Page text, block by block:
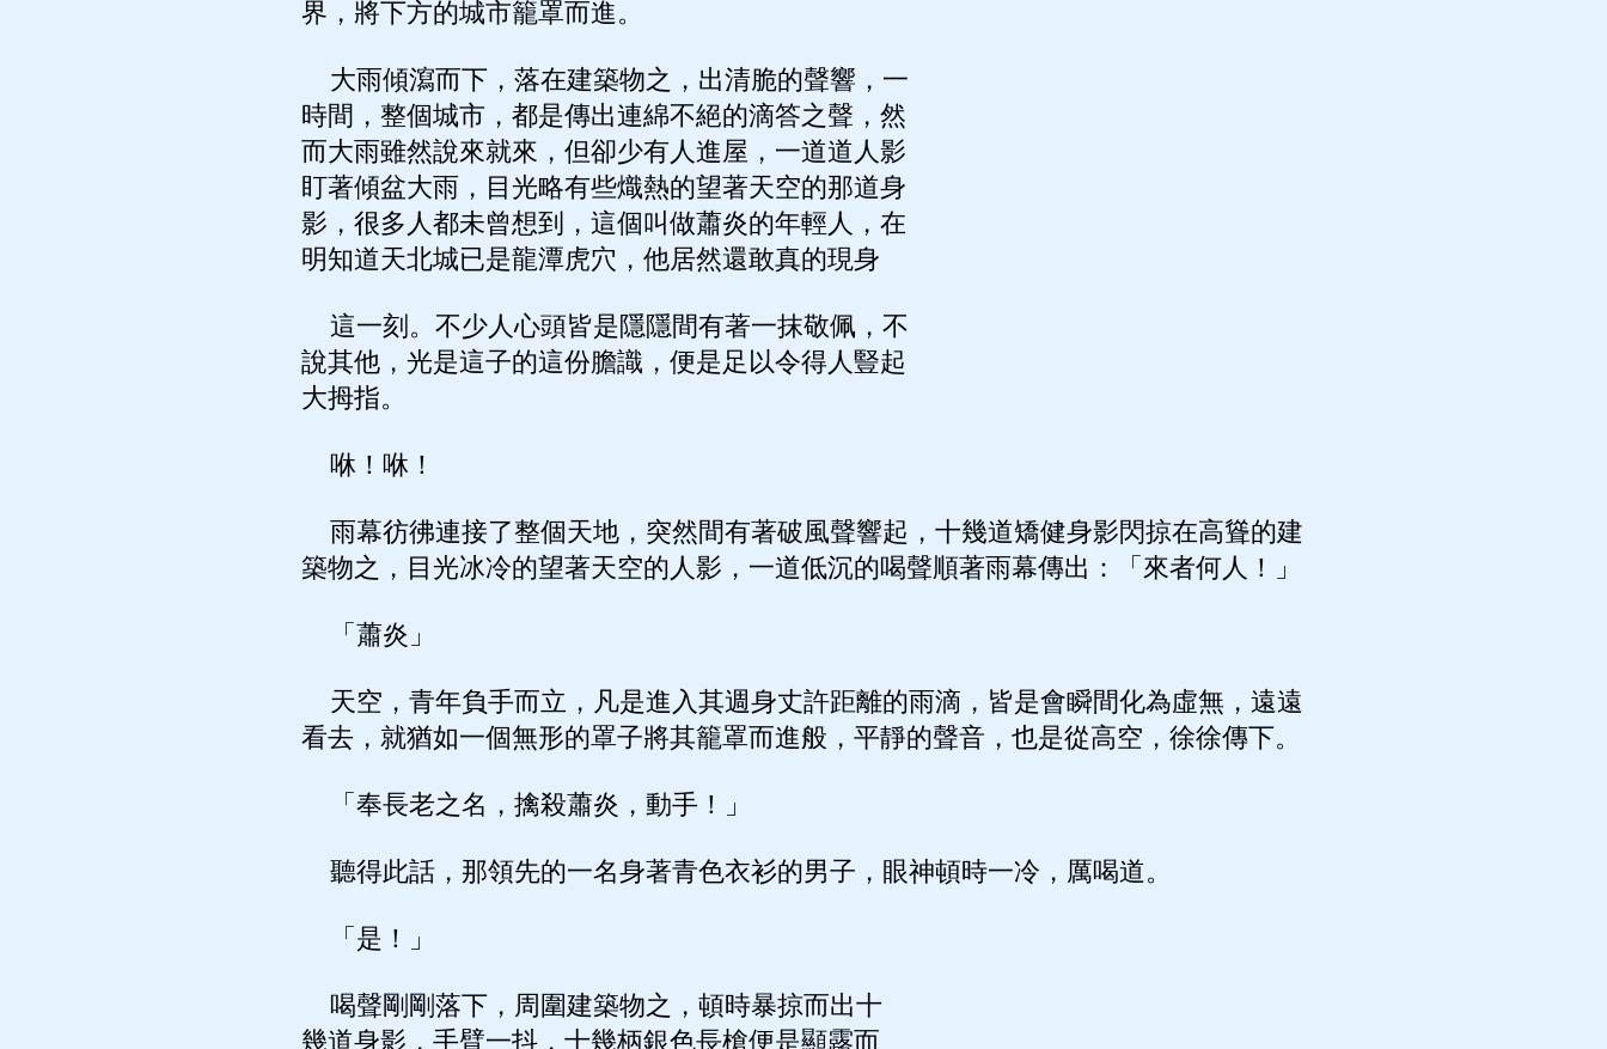
界，將下方的城市籠罩而進。
大雨傾瀉而下，落在建築物之，出清脆的聲響，一
時間，整個城市，都是傳出連綿不絕的滴答之聲，然
而大雨雖然說來就來，但卻少有人進屋，一道道人影
盯著傾盆大雨，目光略有些熾熱的望著天空的那道身
影，很多人都未曾想到，這個叫做蕭炎的年輕人，在
明知道天北城已是龍潭虎穴，他居然還敢真的現身
這一刻。不少人心頭皆是隱隱間有著一抹敬佩，不
說其他，光是這子的這份膽識，便是足以令得人豎起
大拇指。
咻！咻！
雨幕彷彿連接了整個天地，突然間有著破風聲響起，十幾道矯健身影閃掠在高聳的建
築物之，目光冰冷的望著天空的人影，一道低沉的喝聲順著雨幕傳出：「來者何人！」
「蕭炎」
天空，青年負手而立，凡是進入其週身丈許距離的雨滴，皆是會瞬間化為虛無，遠遠
看去，就猶如一個無形的罩子將其籠罩而進般，平靜的聲音，也是從高空，徐徐傳下。
「奉長老之名，擒殺蕭炎，動手！」
聽得此話，那領先的一名身著青色衣衫的男子，眼神頓時一冷，厲喝道。
「是！」
喝聲剛剛落下，周圍建築物之，頓時暴掠而出十
幾道身影，手臂一抖，十幾柄銀色長槍便是顯露而